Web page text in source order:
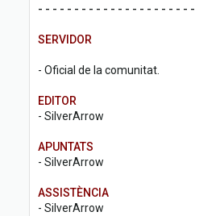
- - - - - - - - - - - - - - - - - - - - - -
SERVIDOR
- Oficial de la comunitat.
EDITOR
- SilverArrow
APUNTATS
- SilverArrow
ASSISTÈNCIA
- SilverArrow